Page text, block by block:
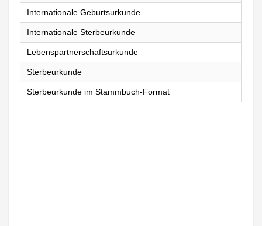
Internationale Geburtsurkunde
Internationale Sterbeurkunde
Lebenspartnerschaftsurkunde
Sterbeurkunde
Sterbeurkunde im Stammbuch-Format